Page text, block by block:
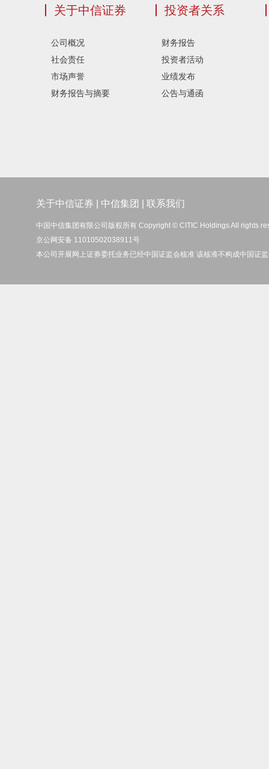
关于中信证券
公司概况
社会责任
市场声誉
财务报告与摘要
投资者关系
财务报告
投资者活动
业绩发布
公告与通函
关于中信证券 中信集团 联系我们
中国中信集团有限公司版权所有 Copyright © CITIC Holdings All rights
京公网安备 11010502038911号
本公司开展网上证券委托业务已经中国证监会核准 该核准不构成中国证